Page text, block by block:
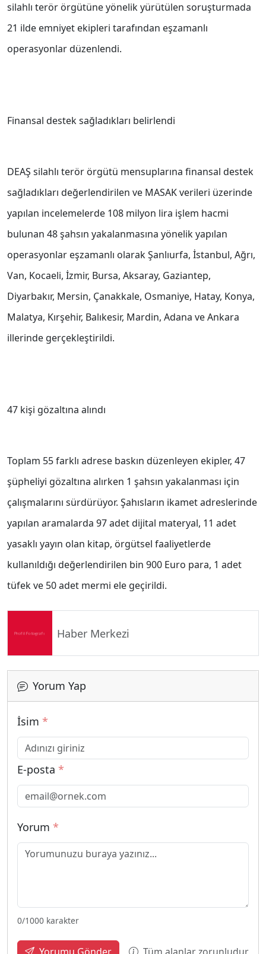
silahlı terör örgütüne yönelik yürütülen soruşturmada
21 ilde emniyet ekipleri tarafından eşzamanlı
operasyonlar düzenlendi.
Finansal destek sağladıkları belirlendi
DEAŞ silahlı terör örgütü mensuplarına finansal destek
sağladıkları değerlendirilen ve MASAK verileri üzerinde
yapılan incelemelerde 108 milyon lira işlem hacmi
bulunan 48 şahsın yakalanmasına yönelik yapılan
operasyonlar eşzamanlı olarak Şanlıurfa, İstanbul, Ağrı,
Van, Kocaeli, İzmir, Bursa, Aksaray, Gaziantep,
Diyarbakır, Mersin, Çanakkale, Osmaniye, Hatay, Konya,
Malatya, Kırşehir, Balıkesir, Mardin, Adana ve Ankara
illerinde gerçekleştirildi.
47 kişi gözaltına alındı
Toplam 55 farklı adrese baskın düzenleyen ekipler, 47
şüpheliyi gözaltına alırken 1 şahsın yakalanması için
çalışmalarını sürdürüyor. Şahısların ikamet adreslerinde
yapılan aramalarda 97 adet dijital materyal, 11 adet
yasaklı yayın olan kitap, örgütsel faaliyetlerde
kullanıldığı değerlendirilen bin 900 Euro para, 1 adet
tüfek ve 50 adet mermi ele geçirildi.
Haber Merkezi
Yorum Yap
İsim *
E-posta *
Yorum *
0/1000 karakter